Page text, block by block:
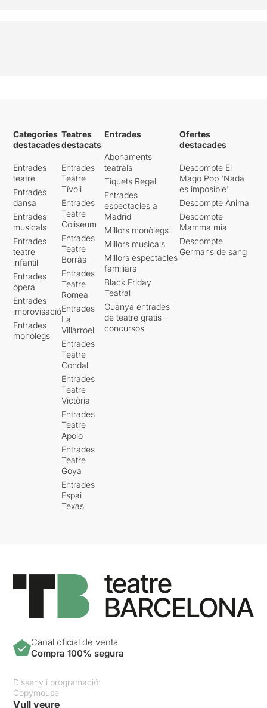
Categories
destacades
Entrades
teatre
Entrades
dansa
Entrades
musicals
Entrades
teatre
infantil
Entrades
òpera
Entrades
improvisació
Entrades
monòlegs
Teatres
destacats
Entrades
Teatre
Tívoli
Entrades
Teatre
Coliseum
Entrades
Teatre
Borràs
Entrades
Teatre
Romea
Entrades
La
Villarroel
Entrades
Teatre
Condal
Entrades
Teatre
Victòria
Entrades
Teatre
Apolo
Entrades
Teatre
Goya
Entrades
Espai
Texas
Entrades
Abonaments
teatrals
Tiquets Regal
Entrades
espectacles a
Madrid
Millors monòlegs
Millors musicals
Millors espectacles
familiars
Black Friday
Teatral
Guanya entrades
de teatre gratis -
concursos
Ofertes
destacades
Descompte El
Mago Pop 'Nada
es imposible'
Descompte Ànima
Descompte
Mamma mia
Descompte
Germans de sang
Canal oficial de venta
Compra 100% segura
Disseny i programació:
Copymouse
Vull veure